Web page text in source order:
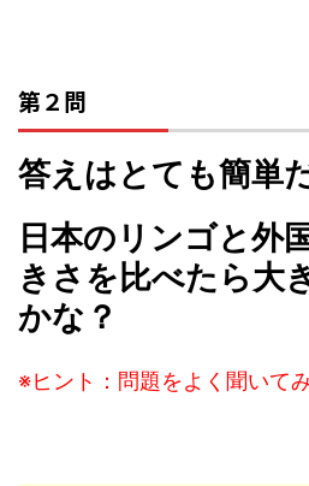
第２問
答えはとても簡単
日本のリンゴと外
きさを比べたら大
かな？
※ヒント：問題をよく聞いて